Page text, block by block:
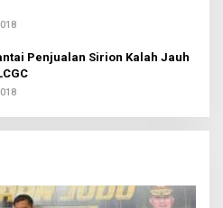
Penjualan Sirion Kalah Jauh